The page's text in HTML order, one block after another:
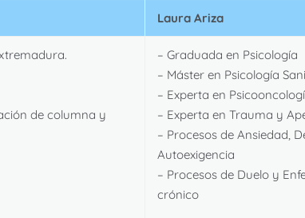
Laura Ariza
de columna y
– Graduada en Psicología
– Máster en Psicología
– Experta en
– Experta en Trauma y
– Procesos de Ansiedad,
Autoexigencia
– Procesos de Duelo y
crónico